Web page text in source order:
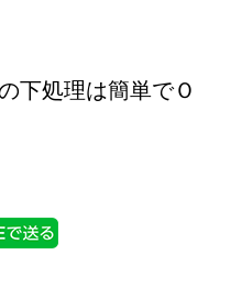
下処理は簡単でＯ